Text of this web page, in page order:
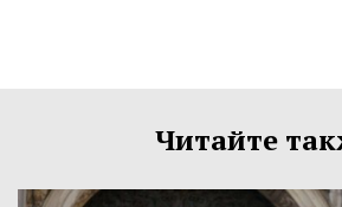
Читайте